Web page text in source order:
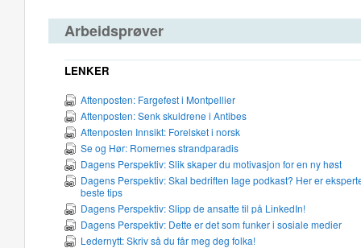
Arbeidsprøver
LENKER
Aftenposten: Fargefest i Montpellier
Aftenposten: Senk skuldrene i Antibes
Aftenposten Innsikt: Forelsket i norsk
Se og Hør: Romernes strandparadis
Dagens Perspektiv: Slik skaper du motivasjon for en ny høst
Dagens Perspektiv: Skal bedriften lage podkast? Her er
beste tips
Dagens Perspektiv: Slipp de ansatte til på LinkedIn!
Dagens Perspektiv: Dette er det som funker i sosiale medier
Ledernytt: Skriv så du får meg deg folka!